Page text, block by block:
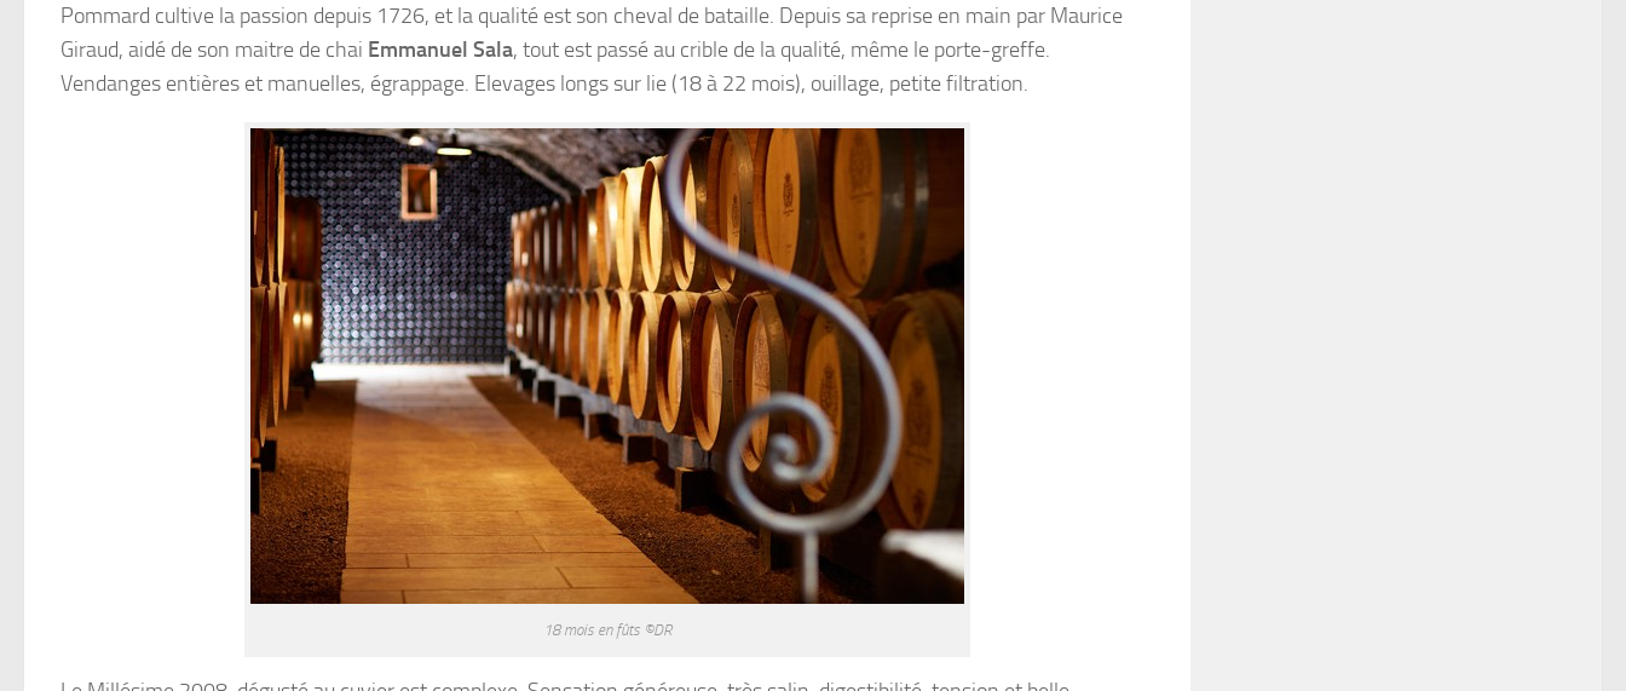
Pommard cultive la passion depuis 1726, et la qualité est son cheval de bataille. Depuis sa reprise en main par Maurice
Giraud, aidé de son maitre de chai Emmanuel Sala, tout est passé au crible de la qualité, même le porte-greffe.
Vendanges entières et manuelles, égrappage. Elevages longs sur lie (18 à 22 mois), ouillage, petite filtration.
18 mois en fûts ©DR